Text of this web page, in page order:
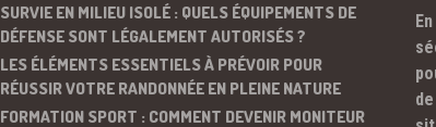
SURVIE EN MILIEU ISOLÉ : QUELS ÉQUIPEMENTS DE
DÉFENSE SONT LÉGALEMENT AUTORISÉS ?
LES ÉLÉMENTS ESSENTIELS À PRÉVOIR POUR
RÉUSSIR VOTRE RANDONNÉE EN PLEINE NATURE
FORMATION SPORT : COMMENT DEVENIR MONITEUR